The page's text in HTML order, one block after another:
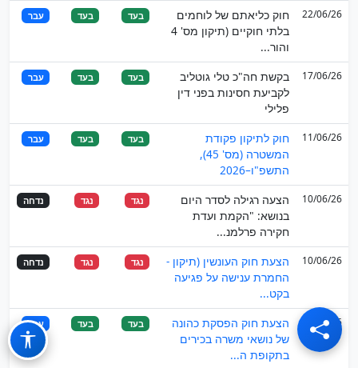
22/06/26
חוק כליאתם של לוחמים
בלתי חוקיים (תיקון מס' 4
והור...
בעד בעד עבר
17/06/26
בקשת חה"כ טלי גוטליב
לקביעת חסינות בפני דין
פלילי
בעד בעד עבר
11/06/26
חוק לתיקון פקודת
המשטרה (מס' 45),
התשפ"ו–2026
בעד בעד עבר
10/06/26
הצעה רגילה לסדר היום
בנושא: "הקמת ועדת
חקירה פרלמנ...
נגד נגד נדחה
10/06/26
הצעת חוק העונשין (תיקון -
החמרת ענישה על פגיעה
בקט...
נגד נגד נדחה
10/06/26
הצעת חוק הפסקת כהונה
של נושאי משרה בכירים
בתקופת ה...
בעד בעד עבר